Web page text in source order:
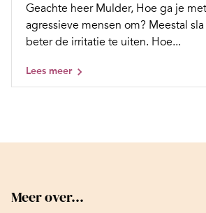
Geachte heer Mulder, Hoe ga je
agressieve mensen om? Meestal
beter de irritatie te uiten. Hoe...
Lees meer
Meer over...